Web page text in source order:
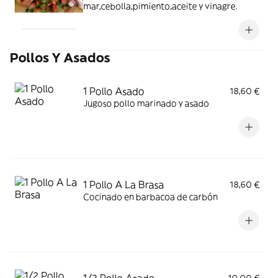
mar,cebolla,pimiento,aceite y vinagre.
Pollos Y Asados
1 Pollo Asado
18,60 €
Jugoso pollo marinado y asado
1 Pollo A La Brasa
18,60 €
Cocinado en barbacoa de carbón